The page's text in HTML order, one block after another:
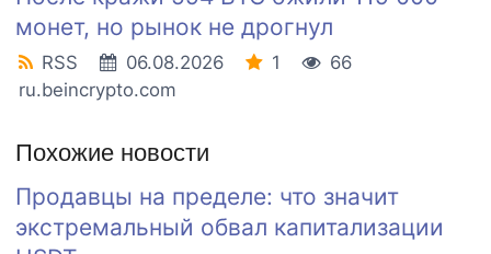
монет, но рынок не дрогнул
RSS 06.08.2026 1
66
ru.beincrypto.com
Похожие новости
Продавцы на пределе: что значит
экстремальный обвал капитализации